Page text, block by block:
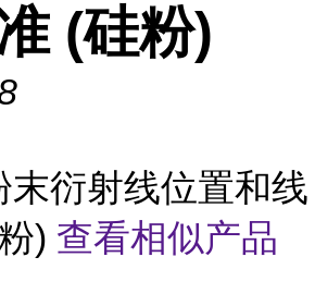
(硅粉)
末衍射线位置和线
) 查看相似产品